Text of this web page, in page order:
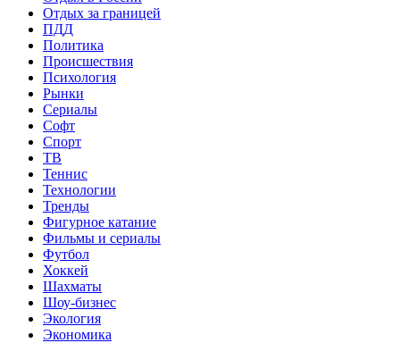
Отдых за границей
ПДД
Политика
Происшествия
Психология
Рынки
Сериалы
Софт
Спорт
ТВ
Теннис
Технологии
Тренды
Фигурное катание
Фильмы и сериалы
Футбол
Хоккей
Шахматы
Шоу-бизнес
Экология
Экономика